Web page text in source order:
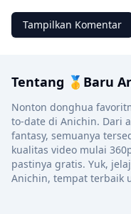
Tampilkan Komentar
Tentang 🥇Baru
Nonton donghua
to-date di Anichin. Dari
fantasy, semuanya
kualitas video mulai
pastinya gratis. Yuk,
Anichin, tempat terbaik